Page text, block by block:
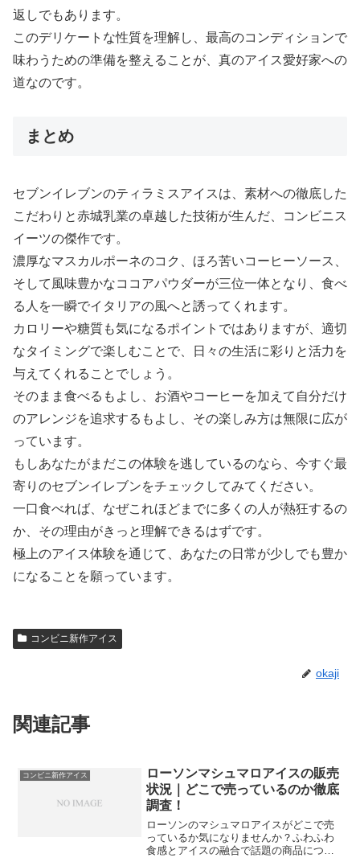
返しでもあります。
このデリケートな性質を理解し、最高のコンディションで
味わうための準備を整えることが、真のアイス愛好家への
道なのです。
まとめ
セブンイレブンのティラミスアイスは、素材への徹底した
こだわりと赤城乳業の卓越した技術が生んだ、コンビニス
イーツの傑作です。
濃厚なマスカルポーネのコク、ほろ苦いコーヒーソース、
そして風味豊かなココアパウダーが三位一体となり、食べ
る人を一瞬でイタリアの風へと誘ってくれます。
カロリーや糖質も気になるポイントではありますが、適切
なタイミングで楽しむことで、日々の生活に彩りと活力を
与えてくれることでしょう。
そのまま食べるもよし、お酒やコーヒーを加えて自分だけ
のアレンジを追求するもよし、その楽しみ方は無限に広が
っています。
もしあなたがまだこの体験を逃しているのなら、今すぐ最
寄りのセブンイレブンをチェックしてみてください。
一口食べれば、なぜこれほどまでに多くの人が熱狂するの
か、その理由がきっと理解できるはずです。
極上のアイス体験を通じて、あなたの日常が少しでも豊か
になることを願っています。
コンビニ新作アイス
okaji
関連記事
コンビニ新作アイス
ローソンマシュマロアイスの販売
状況｜どこで売っているのか徹底
調査！
ローソンのマシュマロアイスがどこで売
っているか気になりませんか？ふわふわ
食感とアイスの融合で話題の商品につい